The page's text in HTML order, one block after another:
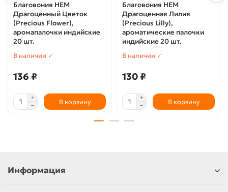
Благовония HEM
Драгоценный Цветок
(Precious Flower),
аромапалочки индийские
20 шт.
В наличии ✓
136 ₽
В корзину
Благовония HEM
Драгоценная Лилия
(Precious Lilly),
ароматические палочки
индийские 20 шт.
В наличии ✓
130 ₽
В корзину
Информация